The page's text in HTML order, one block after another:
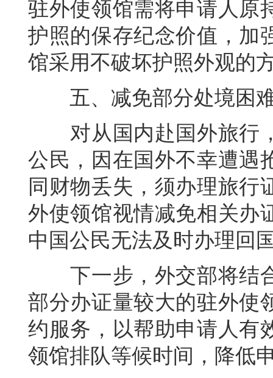
驻外使领馆需将申请人原
护照的保存纪念价值，加
馆采用不破坏护照外观的
五、减免部分处境困难
对从国内赴国外旅行，
公民，因在国外不幸遭遇
同财物丢失，须办理旅行
外使领馆视情减免相关办
中国公民无法及时办理回
下一步，外交部将结合
部分办证量较大的驻外使
约服务，以帮助申请人有
领馆排队等候时间，降低